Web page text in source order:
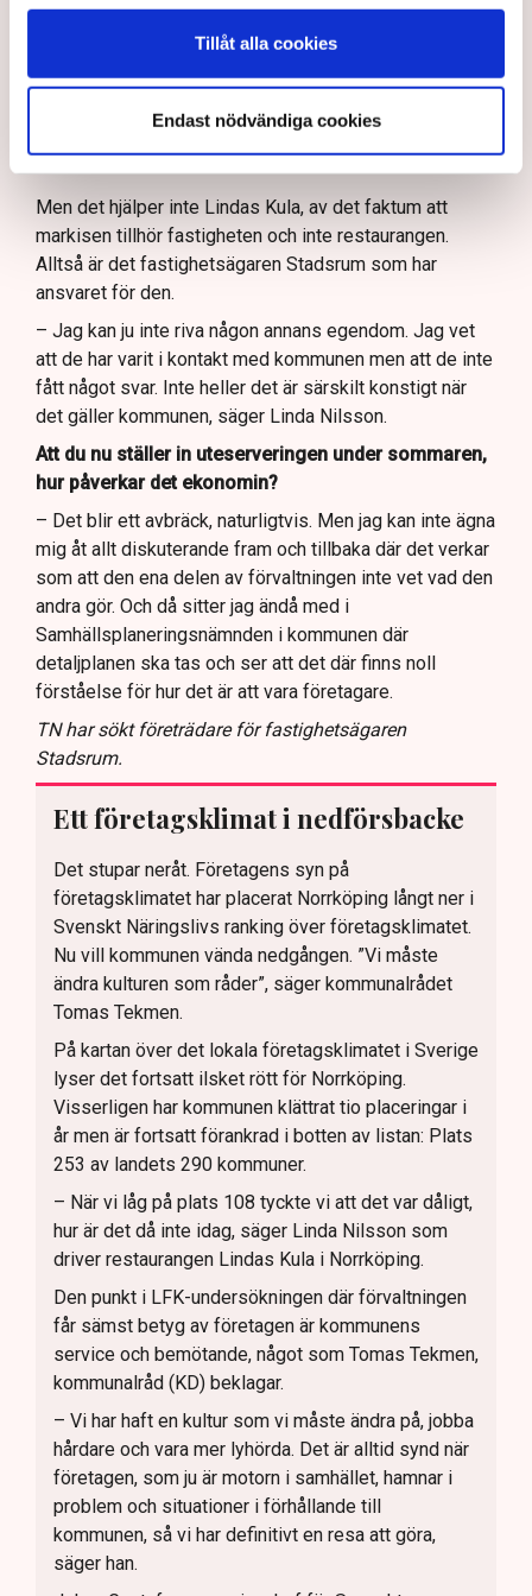
Tillåt alla cookies
Endast nödvändiga cookies
”Kan ju inte riva någon annans
egendom.”
Men det hjälper inte Lindas Kula, av det faktum att
markisen tillhör fastigheten och inte restaurangen.
Alltså är det fastighetsägaren Stadsrum som har
ansvaret för den.
– Jag kan ju inte riva någon annans egendom. Jag vet
att de har varit i kontakt med kommunen men att de inte
fått något svar. Inte heller det är särskilt konstigt när
det gäller kommunen, säger Linda Nilsson.
Att du nu ställer in uteserveringen under sommaren,
hur påverkar det ekonomin?
– Det blir ett avbräck, naturligtvis. Men jag kan inte ägna
mig åt allt diskuterande fram och tillbaka där det verkar
som att den ena delen av förvaltningen inte vet vad den
andra gör. Och då sitter jag ändå med i
Samhällsplaneringsnämnden i kommunen där
detaljplanen ska tas och ser att det där finns noll
förståelse för hur det är att vara företagare.
TN har sökt företrädare för fastighetsägaren
Stadsrum.
Ett företagsklimat i nedförsbacke
Det stupar neråt. Företagens syn på
företagsklimatet har placerat Norrköping långt ner i
Svenskt Näringslivs ranking över företagsklimatet.
Nu vill kommunen vända nedgången. ”Vi måste
ändra kulturen som råder”, säger kommunalrådet
Tomas Tekmen.
På kartan över det lokala företagsklimatet i Sverige
lyser det fortsatt ilsket rött för Norrköping.
Visserligen har kommunen klättrat tio placeringar i
år men är fortsatt förankrad i botten av listan: Plats
253 av landets 290 kommuner.
– När vi låg på plats 108 tyckte vi att det var dåligt,
hur är det då inte idag, säger Linda Nilsson som
driver restaurangen Lindas Kula i Norrköping.
Den punkt i LFK-undersökningen där förvaltningen
får sämst betyg av företagen är kommunens
service och bemötande, något som Tomas Tekmen,
kommunalråd (KD) beklagar.
– Vi har haft en kultur som vi måste ändra på, jobba
hårdare och vara mer lyhörda. Det är alltid synd när
företagen, som ju är motorn i samhället, hamnar i
problem och situationer i förhållande till
kommunen, så vi har definitivt en resa att göra,
säger han.